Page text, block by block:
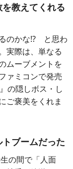
教えてくれる
のかな!? と思わ
実際は、単なる
ムーブメントを
ァミコンで発売
』の隠しボス・し
ご褒美をくれま
ブームだった
の間で「人面